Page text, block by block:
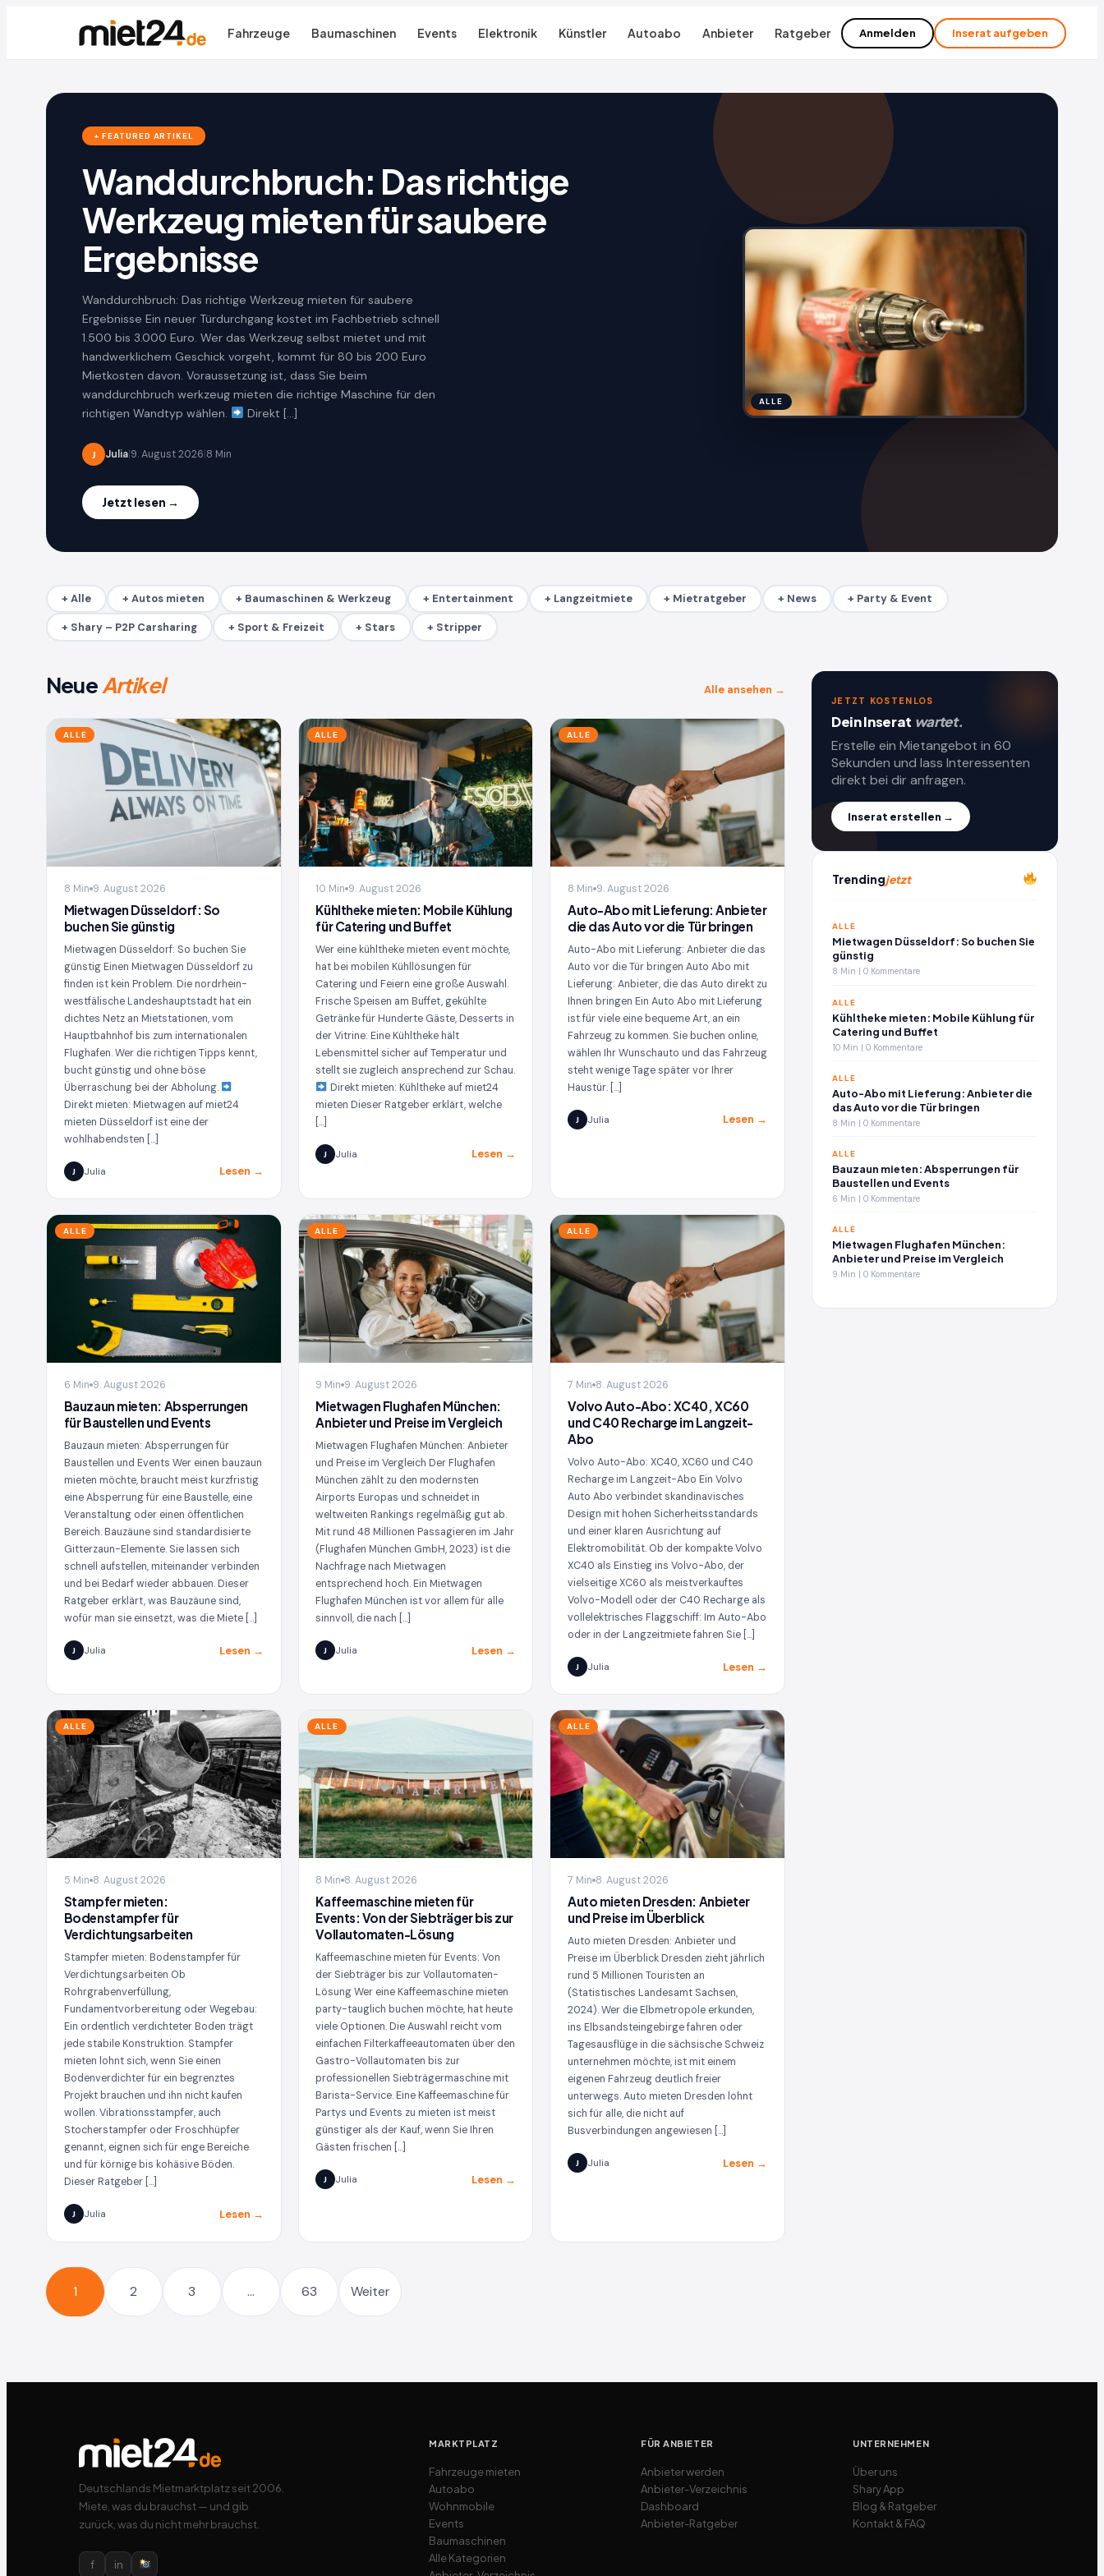
Fahrzeuge Baumaschinen Events Elektronik Künstler Autoabo Anbieter Ratgeber Anmelden Inserat aufgeben
+ FEATURED ARTIKEL
Wanddurchbruch: Das richtige
Werkzeug mieten für saubere
Ergebnisse
Wanddurchbruch: Das richtige Werkzeug mieten für saubere
Ergebnisse Ein neuer Türdurchgang kostet im Fachbetrieb schnell
1.500 bis 3.000 Euro. Wer das Werkzeug selbst mietet und mit
handwerklichem Geschick vorgeht, kommt für 80 bis 200 Euro
Mietkosten davon. Voraussetzung ist, dass Sie beim
wanddurchbruch werkzeug mieten die richtige Maschine für den
richtigen Wandtyp wählen.
Direkt […]
J Julia 9. August 2026 8 Min
Jetzt lesen →
ALLE
+ Alle + Autos mieten + Baumaschinen & Werkzeug + Entertainment + Langzeitmiete + Mietratgeber + News + Party & Event
+ Shary – P2P Carsharing + Sport & Freizeit + Stars + Stripper
NeueArtikel Alle ansehen →
ALLE
8 Min 9. August 2026
Mietwagen Düsseldorf: So
buchen Sie günstig
Mietwagen Düsseldorf: So buchen Sie
günstig Einen Mietwagen Düsseldorf zu
finden ist kein Problem. Die nordrhein-
westfälische Landeshauptstadt hat ein
dichtes Netz an Mietstationen, vom
Hauptbahnhof bis zum internationalen
Flughafen. Wer die richtigen Tipps kennt,
bucht günstig und ohne böse
Überraschung bei der Abholung.
Direkt mieten: Mietwagen auf miet24
mieten Düsseldorf ist eine der
wohlhabendsten […]
J Julia Lesen →
ALLE
10 Min 9. August 2026
Kühltheke mieten: Mobile Kühlung
für Catering und Buffet
Wer eine kühltheke mieten event möchte,
hat bei mobilen Kühllösungen für
Catering und Feiern eine große Auswahl.
Frische Speisen am Buffet, gekühlte
Getränke für Hunderte Gäste, Desserts in
der Vitrine: Eine Kühltheke hält
Lebensmittel sicher auf Temperatur und
stellt sie zugleich ansprechend zur Schau.
Direkt mieten: Kühltheke auf miet24
mieten Dieser Ratgeber erklärt, welche
[…]
J Julia Lesen →
ALLE
8 Min 9. August 2026
Auto-Abo mit Lieferung: Anbieter
die das Auto vor die Tür bringen
Auto-Abo mit Lieferung: Anbieter die das
Auto vor die Tür bringen Auto Abo mit
Lieferung: Anbieter, die das Auto direkt zu
Ihnen bringen Ein Auto Abo mit Lieferung
ist für viele eine bequeme Art, an ein
Fahrzeug zu kommen. Sie buchen online,
wählen Ihr Wunschauto und das Fahrzeug
steht wenige Tage später vor Ihrer
Haustür. […]
J Julia Lesen →
ALLE
6 Min 9. August 2026
Bauzaun mieten: Absperrungen
für Baustellen und Events
Bauzaun mieten: Absperrungen für
Baustellen und Events Wer einen bauzaun
mieten möchte, braucht meist kurzfristig
eine Absperrung für eine Baustelle, eine
Veranstaltung oder einen öffentlichen
Bereich. Bauzäune sind standardisierte
Gitterzaun-Elemente. Sie lassen sich
schnell aufstellen, miteinander verbinden
und bei Bedarf wieder abbauen. Dieser
Ratgeber erklärt, was Bauzäune sind,
wofür man sie einsetzt, was die Miete […]
J Julia Lesen →
ALLE
9 Min 9. August 2026
Mietwagen Flughafen München:
Anbieter und Preise im Vergleich
Mietwagen Flughafen München: Anbieter
und Preise im Vergleich Der Flughafen
München zählt zu den modernsten
Airports Europas und schneidet in
weltweiten Rankings regelmäßig gut ab.
Mit rund 48 Millionen Passagieren im Jahr
(Flughafen München GmbH, 2023) ist die
Nachfrage nach Mietwagen
entsprechend hoch. Ein Mietwagen
Flughafen München ist vor allem für alle
sinnvoll, die nach […]
J Julia Lesen →
ALLE
7 Min 8. August 2026
Volvo Auto-Abo: XC40, XC60
und C40 Recharge im Langzeit-
Abo
Volvo Auto-Abo: XC40, XC60 und C40
Recharge im Langzeit-Abo Ein Volvo
Auto Abo verbindet skandinavisches
Design mit hohen Sicherheitsstandards
und einer klaren Ausrichtung auf
Elektromobilität. Ob der kompakte Volvo
XC40 als Einstieg ins Volvo-Abo, der
vielseitige XC60 als meistverkauftes
Volvo-Modell oder der C40 Recharge als
vollelektrisches Flaggschiff: Im Auto-Abo
oder in der Langzeitmiete fahren Sie […]
J Julia Lesen →
ALLE
5 Min 8. August 2026
Stampfer mieten:
Bodenstampfer für
Verdichtungsarbeiten
Stampfer mieten: Bodenstampfer für
Verdichtungsarbeiten Ob
Rohrgrabenverfüllung,
Fundamentvorbereitung oder Wegebau:
Ein ordentlich verdichteter Boden trägt
jede stabile Konstruktion. Stampfer
mieten lohnt sich, wenn Sie einen
Bodenverdichter für ein begrenztes
Projekt brauchen und ihn nicht kaufen
wollen. Vibrationsstampfer, auch
Stocherstampfer oder Froschhüpfer
genannt, eignen sich für enge Bereiche
und für körnige bis kohäsive Böden.
Dieser Ratgeber […]
J Julia Lesen →
ALLE
8 Min 8. August 2026
Kaffeemaschine mieten für
Events: Von der Siebträger bis zur
Vollautomaten-Lösung
Kaffeemaschine mieten für Events: Von
der Siebträger bis zur Vollautomaten-
Lösung Wer eine Kaffeemaschine mieten
party-tauglich buchen möchte, hat heute
viele Optionen. Die Auswahl reicht vom
einfachen Filterkaffeeautomaten über den
Gastro-Vollautomaten bis zur
professionellen Siebträgermaschine mit
Barista-Service. Eine Kaffeemaschine für
Partys und Events zu mieten ist meist
günstiger als der Kauf, wenn Sie Ihren
Gästen frischen […]
J Julia Lesen →
ALLE
7 Min 8. August 2026
Auto mieten Dresden: Anbieter
und Preise im Überblick
Auto mieten Dresden: Anbieter und
Preise im Überblick Dresden zieht jährlich
rund 5 Millionen Touristen an
(Statistisches Landesamt Sachsen,
2024). Wer die Elbmetropole erkunden,
ins Elbsandsteingebirge fahren oder
Tagesausflüge in die sächsische Schweiz
unternehmen möchte, ist mit einem
eigenen Fahrzeug deutlich freier
unterwegs. Auto mieten Dresden lohnt
sich für alle, die nicht auf
Busverbindungen angewiesen […]
J Julia Lesen →
1 2 3 … 63 Weiter
JETZT KOSTENLOS
Dein Inserat wartet.
Erstelle ein Mietangebot in 60
Sekunden und lass Interessenten
direkt bei dir anfragen.
Inserat erstellen →
Trendingjetzt
ALLE
Mietwagen Düsseldorf: So buchen Sie
günstig
8 Min | 0 Kommentare
ALLE
Kühltheke mieten: Mobile Kühlung für
Catering und Buffet
10 Min | 0 Kommentare
ALLE
Auto-Abo mit Lieferung: Anbieter die
das Auto vor die Tür bringen
8 Min | 0 Kommentare
ALLE
Bauzaun mieten: Absperrungen für
Baustellen und Events
6 Min | 0 Kommentare
ALLE
Mietwagen Flughafen München:
Anbieter und Preise im Vergleich
9 Min | 0 Kommentare
Deutschlands Mietmarktplatz seit 2006.
Miete, was du brauchst — und gib
zurück, was du nicht mehr brauchst.
f in
MARKTPLATZ
Fahrzeuge mieten
Autoabo
Wohnmobile
Events
Baumaschinen
Alle Kategorien
FÜR ANBIETER
Anbieter werden
Anbieter-Verzeichnis
Dashboard
Anbieter-Ratgeber
UNTERNEHMEN
Über uns
Shary App
Blog & Ratgeber
Kontakt & FAQ